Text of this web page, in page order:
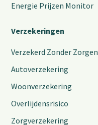
Energie Prijzen Monitor
Verzekeringen
Verzekerd Zonder Zorgen
Autoverzekering
Woonverzekering
Overlijdensrisico
Zorgverzekering